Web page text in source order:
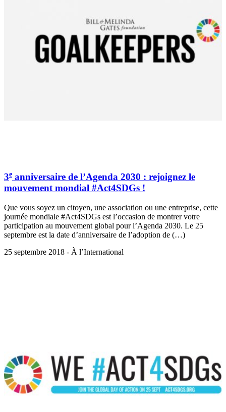
3e anniversaire de l’Agenda 2030 : rejoignez le
mouvement mondial #Act4SDGs !
Que vous soyez un citoyen, une association ou une entreprise, cette
journée mondiale #Act4SDGs est l’occasion de montrer votre
participation au mouvement global pour l’Agenda 2030. Le 25
septembre est la date d’anniversaire de l’adoption de (…)
25 septembre 2018 - À l’International